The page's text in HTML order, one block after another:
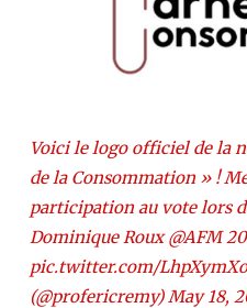
Voici le logo officiel de la
de la Consommation » !
participation au vote lors
Dominique Roux @AFM
pic.twitter.com/
(@profericremy) May 18,